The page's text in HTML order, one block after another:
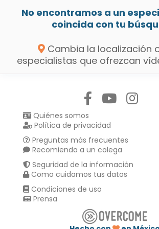
No encontramos a un
coincida con tu
Cambia la localización
especialistas que ofrezcan
Quiénes somos
Política de privacidad
Preguntas más frecuentes
Recomienda a un colega
Seguridad de la información
Como cuidamos tus datos
Condiciones de uso
Prensa